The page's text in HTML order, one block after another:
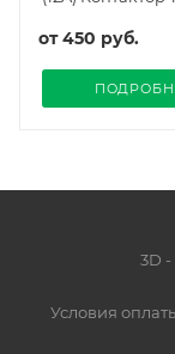
от450 руб.
3D -
Условия